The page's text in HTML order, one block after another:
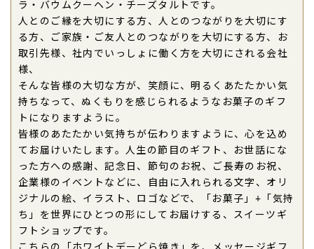
しました、大変よろこんでくれました。
ご購入頂いた商品： 還暦祝いの名入れ・メッセージ
入りどら焼き「もじどら」(5個入り)
2015年03月17日
ホワイトデー用に購入。
他には無いアイデアの商品なので、とても喜んでも
らえました。
次回は、オリジナルを頼んでみたくなりました。
味も良いみたいですよ。
ご購入頂いた商品：【ホワイトデー】HAPPY
WHITEDAYの文字入りハート型どら焼き「もじど
ラ・バウムクーヘン・チーズタルトです。
人とのご縁を大切にする方、人とのつながりを大切にす
る方、ご家族・ご友人とのつながりを大切にする方、お
取引先様、社内でいっしょに働く方を大切にされる会社
様、
そんな皆様の大切な方が、笑顔に、明るくあたたかい気
持ちなって、ぬくもりを感じられるようなお菓子のギフ
トになりますように。
皆様のあたたかい気持ちが伝わりますように、心を込め
てお届けいたします。人生の節目のギフト、お世話にな
った方への感謝、記念日、節句のお祝、ご長寿のお祝、
企業様のイベントなどに、自由に入れられる文字、オリ
ジナルの絵、イラスト、ロゴなどで、「お菓子」+「気持
ち」を世界にひとつの形にしてお届けする、スイーツギ
フトショップです。